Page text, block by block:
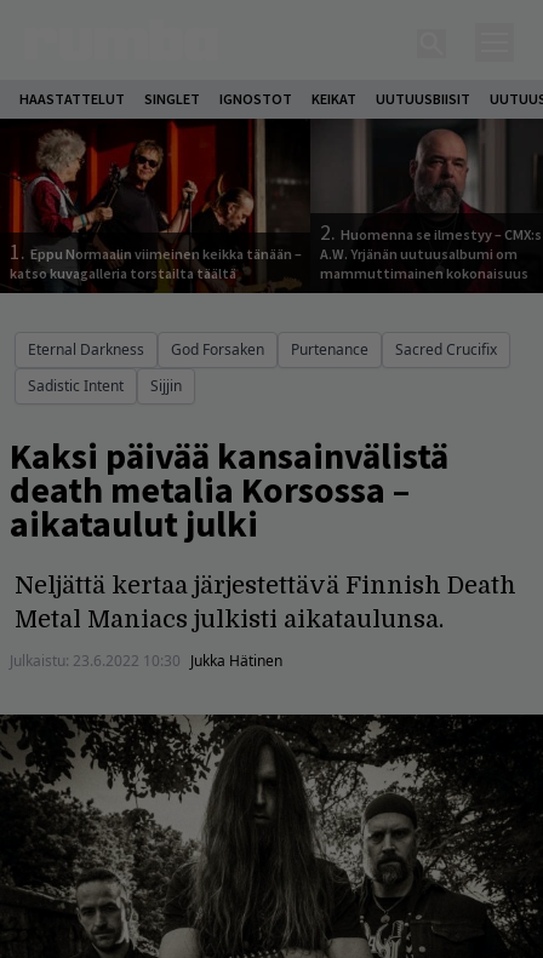
HAASTATTELUT SINGLET IGNOSTOT KEIKAT UUTUUSBIISIT
1. Eppu Normaalin viimeinen keikka tänään –
katso kuvagalleria torstailta täältä
2. Huomenna se ilmestyy –
A.W. Yrjänän uutuusalbumi om
mammuttimainen kokonaisuus
Eternal Darkness God Forsaken Purtenance
Sacred Crucifix
Sadistic Intent
Sijjin
Kaksi päivää kansainvälistä
death metalia Korsossa –
aikataulut julki
Neljättä kertaa järjestettävä Finnish Death
Metal Maniacs julkisti aikataulunsa.
Julkaistu: 23.6.2022 10:30 Jukka Hätinen